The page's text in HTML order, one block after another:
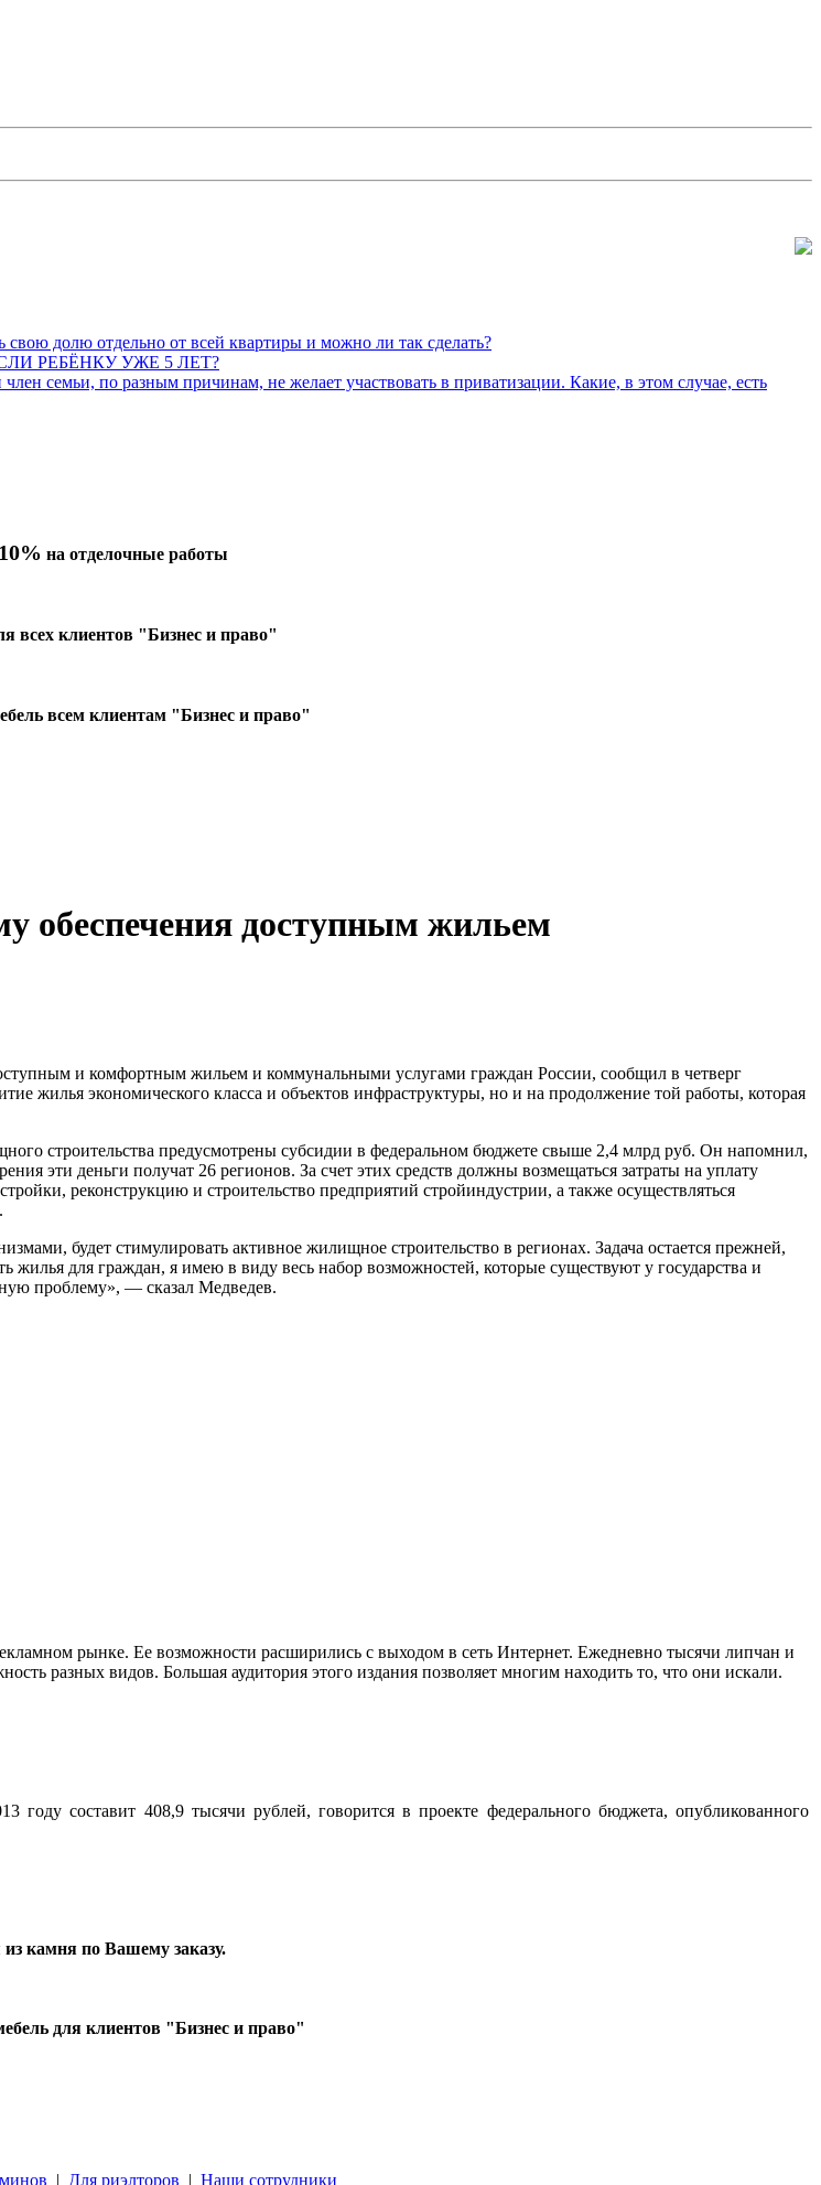
долю отдельно от всей квартиры и можно ли так сделать?
РЕБЁНКУ УЖЕ 5 ЛЕТ?
семьи, по разным причинам, не желает участвовать в приватизации. Какие, в этом случае, есть
10% на отделочные работы
всех клиентов "Бизнес и право"
всем клиентам "Бизнес и право"
обеспечения доступным жильем
и комфортным жильем и коммунальными услугами граждан России, сообщил в четверг
жилья экономического класса и объектов инфраструктуры, но и на продолжение той работы, которая
строительства предусмотрены субсидии в федеральном бюджете свыше 2,4 млрд руб. Он напомнил,
эти деньги получат 26 регионов. За счет этих средств должны возмещаться затраты на уплату
реконструкцию и строительство предприятий стройиндустрии, а также осуществляться
будет стимулировать активное жилищное строительство в регионах. Задача остается прежней,
для граждан, я имею в виду весь набор возможностей, которые существуют у государства и
проблему», — сказал Медведев.
рынке. Ее возможности расширились с выходом в сеть Интернет. Ежедневно тысячи липчан и
разных видов. Большая аудитория этого издания позволяет многим находить то, что они искали.
составит 408,9 тысячи рублей, говорится в проекте федерального бюджета, опубликованного
из камня по Вашему заказу.
для клиентов "Бизнес и право"
| Для риэлторов | Наши сотрудники